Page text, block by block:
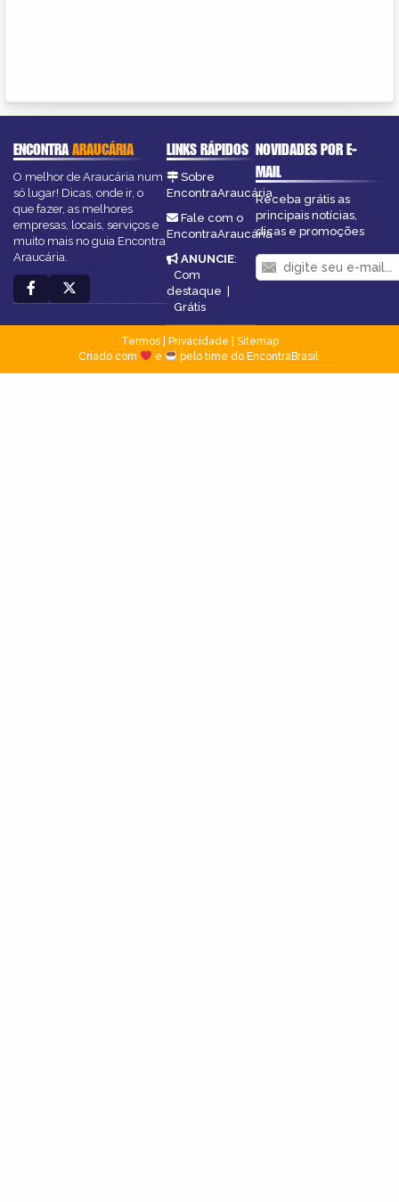
ENCONTRAARAUCÁRIA
O melhor de Araucária num
só lugar! Dicas, onde ir, o
que fazer, as melhores
empresas, locais, serviços e
muito mais no guia Encontra
Araucária.
LINKS RÁPIDOS
Sobre
EncontraAraucária
Fale com o
EncontraAraucária
ANUNCIE:
Com
destaque
Grátis
NOVIDADES POR E-
MAIL
Receba grátis as
principais notícias,
dicas e promoções
Termos| Privacidade
Sitemap
Criado com
e pelo time do EncontraBrasil